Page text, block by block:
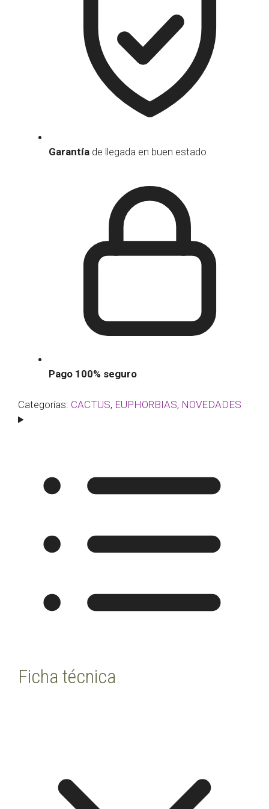
Garantía de llegada en buen estado
Pago 100% seguro
Categorías: CACTUS, EUPHORBIAS, NOVEDADES
Ficha técnica